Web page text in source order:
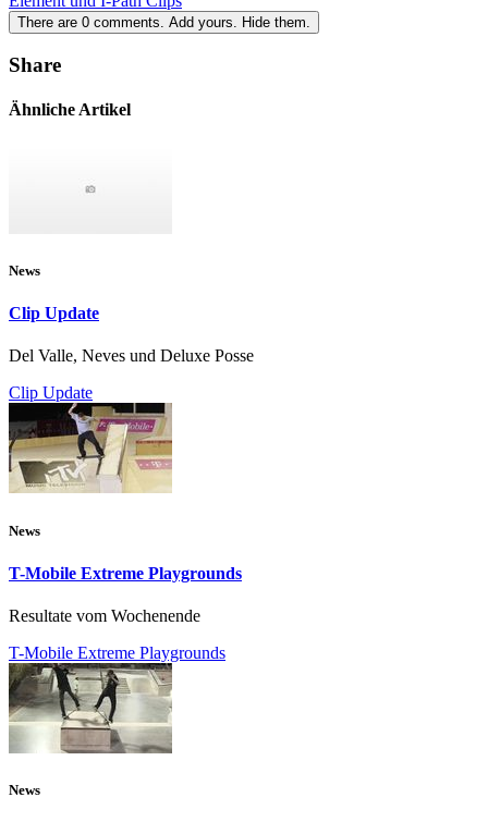
There are 0 comments. Add yours. Hide them.
Share
Ähnliche Artikel
News
Clip Update
Del Valle, Neves und Deluxe Posse
Clip Update
News
T-Mobile Extreme Playgrounds
Resultate vom Wochenende
T-Mobile Extreme Playgrounds
News